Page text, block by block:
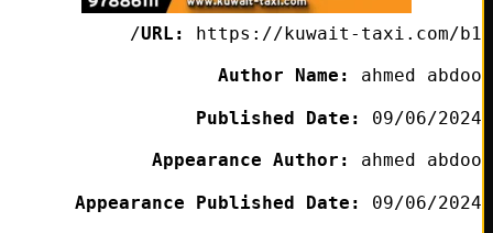
URL:https://kuwait-taxi.com/
Author Name:ahmed
Published Date:09/06/
Appearance Author:ahmed
Appearance Published Date:09/06/